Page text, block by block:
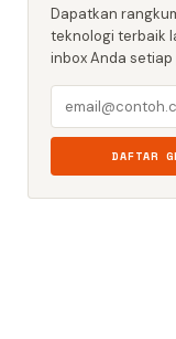
Dapatkan
teknologi terbaik
inbox Anda setiap
DAFTAR